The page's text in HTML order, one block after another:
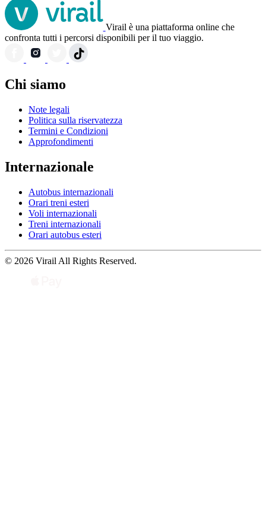
Virail è una piattaforma online che
confronta tutti i percorsi disponibili per il tuo viaggio.
Chi siamo
Note legali
Politica sulla riservatezza
Termini e Condizioni
Approfondimenti
Internazionale
Autobus internazionali
Orari treni esteri
Voli internazionali
Treni internazionali
Orari autobus esteri
© 2026 Virail All Rights Reserved.